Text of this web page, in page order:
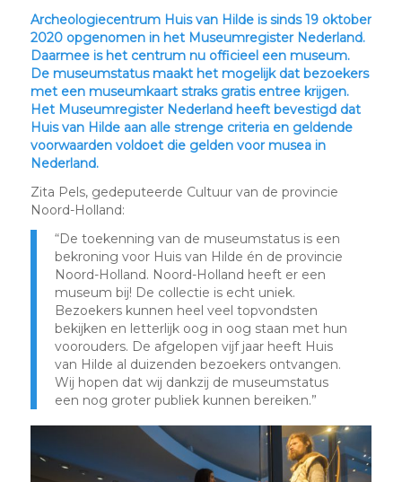
Archeologiecentrum Huis van Hilde is sinds 19 oktober
2020 opgenomen in het Museumregister Nederland.
Daarmee is het centrum nu officieel een museum.
De museumstatus maakt het mogelijk dat bezoekers
met een museumkaart straks gratis entree krijgen.
Het Museumregister Nederland heeft bevestigd dat
Huis van Hilde aan alle strenge criteria en geldende
voorwaarden voldoet die gelden voor musea in
Nederland.
Zita Pels, gedeputeerde Cultuur van de provincie
Noord-Holland:
“De toekenning van de museumstatus is een
bekroning voor Huis van Hilde én de provincie
Noord-Holland. Noord-Holland heeft er een
museum bij! De collectie is echt uniek.
Bezoekers kunnen heel veel topvondsten
bekijken en letterlijk oog in oog staan met hun
voorouders. De afgelopen vijf jaar heeft Huis
van Hilde al duizenden bezoekers ontvangen.
Wij hopen dat wij dankzij de museumstatus
een nog groter publiek kunnen bereiken.”